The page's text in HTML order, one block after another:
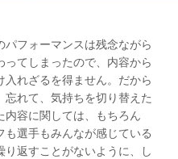
パフォーマンスは残念ながら
てしまったので、内容から
れざるを得ません。だから
れて、気持ちを切り替えた
容に関しては、もちろん
選手もみんなが感じている
返すことがないように、し